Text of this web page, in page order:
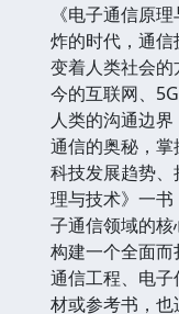
《电子通信原
炸的时代，通
变着人类社会
今的互联网、
人类的沟通边
通信的奥秘，
科技发展趋势
理与技术》一
子通信领域的
构建一个全面
通信工程、电
材或参考书，